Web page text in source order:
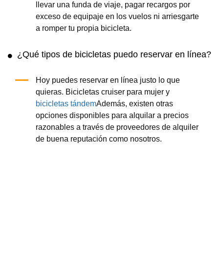
llevar una funda de viaje, pagar recargos por
exceso de equipaje en los vuelos ni arriesgarte
a romper tu propia bicicleta.
¿Qué tipos de bicicletas puedo reservar en línea?
Hoy puedes reservar en línea justo lo que
quieras. Bicicletas cruiser para mujer y
bicicletas tándemAdemás, existen otras
opciones disponibles para alquilar a precios
razonables a través de proveedores de alquiler
de buena reputación como nosotros.